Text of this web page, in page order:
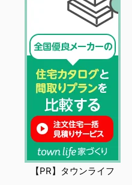
【PR】タウンライフ